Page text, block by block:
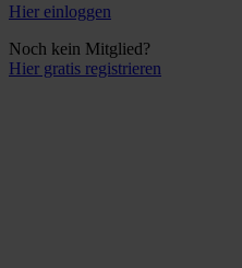
Hier einloggen
Noch kein Mitglied?
Hier gratis registrieren